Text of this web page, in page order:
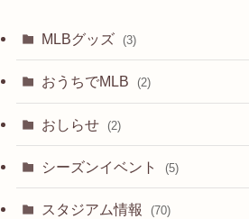
MLBグッズ (3)
おうちでMLB (2)
おしらせ (2)
シーズンイベント (5)
スタジアム情報 (70)